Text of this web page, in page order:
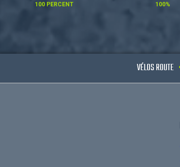
100 PERCENT 100%
VÉLOS ROUTE